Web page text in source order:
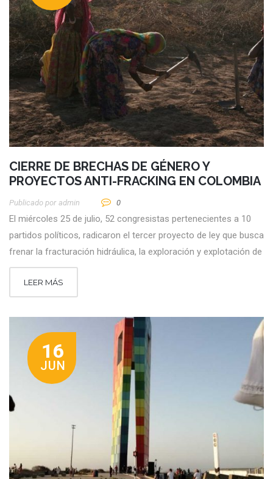
CIERRE DE BRECHAS DE GÉNERO Y
PROYECTOS ANTI-FRACKING EN COLOMBIA
Publicado por Admin 0
El miércoles 25 de julio, 52 congresistas pertenecientes a 10
partidos políticos, radicaron el tercer proyecto de ley que busca
frenar la fracturación hidráulica, la exploración y explotación de
LEER MÁS
16
JUN